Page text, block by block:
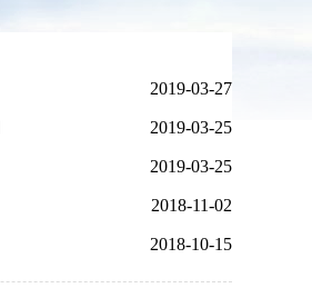
2019-03-27
2019-03-25
2019-03-25
2018-11-02
2018-10-15